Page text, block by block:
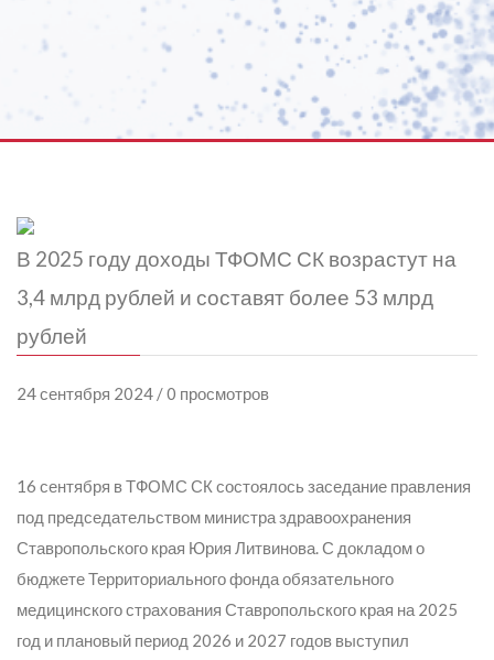
В 2025 году доходы ТФОМС СК возрастут на
3,4 млрд рублей и составят более 53 млрд
рублей
24 сентября 2024 / 0 просмотров
16 сентября в ТФОМС СК состоялось заседание правления
под председательством министра здравоохранения
Ставропольского края Юрия Литвинова. С докладом о
бюджете Территориального фонда обязательного
медицинского страхования Ставропольского края на 2025
год и плановый период 2026 и 2027 годов выступил